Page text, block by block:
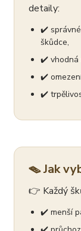
detaily:
✔️
škůdce,
✔️ vhodná
✔️
✔️
🪤 Jak
👉 Každý
✔️ menší